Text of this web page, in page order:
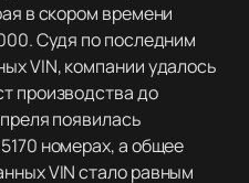
в скором времени
Судя по последним
VIN, компании удалось
производства до
появилась
номерах, а общее
VIN стало равным